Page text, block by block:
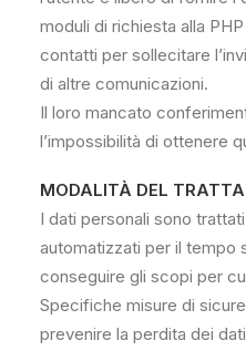
moduli di richiesta alla
contatti per sollecitare
di altre comunicazioni.
Il loro mancato
l’impossibilità di ottenere
MODALITÀ DEL
I dati personali sono
automatizzati per il tempo
conseguire gli scopi per
Specifiche misure di
prevenire la perdita dei